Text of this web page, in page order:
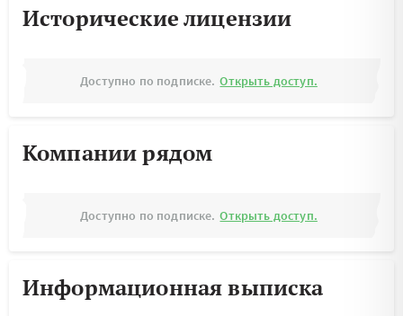
Исторические лицензии
Доступно по подписке. Открыть доступ.
Компании рядом
Доступно по подписке. Открыть доступ.
Информационная выписка